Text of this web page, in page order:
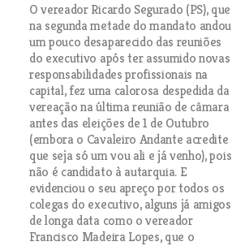
O vereador Ricardo Segurado (PS), que
na segunda metade do mandato andou
um pouco desaparecido das reuniões
do executivo após ter assumido novas
responsabilidades profissionais na
capital, fez uma calorosa despedida da
vereação na última reunião de câmara
antes das eleições de 1 de Outubro
(embora o Cavaleiro Andante acredite
que seja só um vou ali e já venho), pois
não é candidato à autarquia. E
evidenciou o seu apreço por todos os
colegas do executivo, alguns já amigos
de longa data como o vereador
Francisco Madeira Lopes, que o